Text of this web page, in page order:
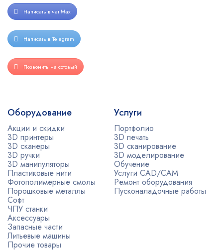
Написать в чат Max
Написать в Telegram
Позвонить на сотовый
Оборудование
Акции и скидки
3D принтеры
3D сканеры
3D ручки
3D манипуляторы
Пластиковые нити
Фотополимерные смолы
Порошковые металлы
Софт
ЧПУ станки
Аксессуары
Запасные части
Литьевые машины
Прочие товары
Услуги
Портфолио
3D печать
3D сканирование
3D моделирование
Обучение
Услуги CAD/CAM
Ремонт оборудования
Пусконаладочные работы